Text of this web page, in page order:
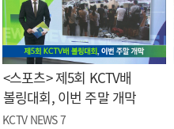
<스포츠> 제5회 KCTV배
볼링대회, 이번 주말 개막
KCTV NEWS 7